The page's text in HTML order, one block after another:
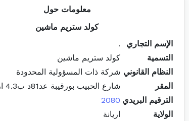
معلومات حول
كولد ستريم ماشين
الإسم التجاري
.
التسمية
كولد ستريم ماشين
النظام القانوني شركة ذات المسؤولية المحدودة
المقر
شارع الحبيب بورقيبة عد81د ب4.3 اريانة المدينة
الترقيم البريدي 2080
الولاية
اريانة